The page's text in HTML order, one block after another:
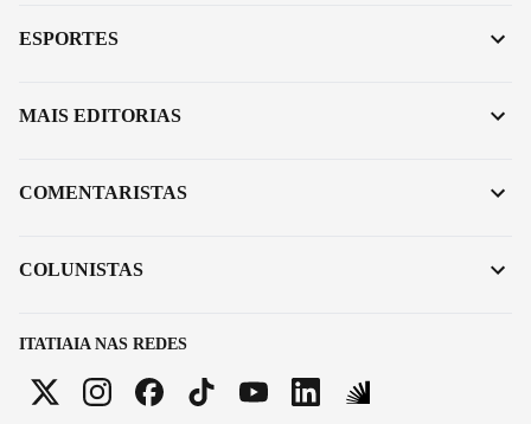
ITATIAIA NAS REDES
ESPORTES
MAIS EDITORIAS
COMENTARISTAS
COLUNISTAS